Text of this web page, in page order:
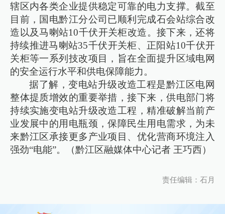
辖区内各类企业提供稳定可靠的电力支撑。截至
目前，国电黔江分公司已顺利完成石会站综合改
造以及马喇站10千伏开关柜改造。接下来，还将
持续推进马喇站35千伏开关柜、正阳站10千伏开
关柜等一系列技改项目，旨在全面提升区域电网
的安全运行水平和供电保障能力。
据了解，变电站升级改造工程是黔江区电网
整体提质增效的重要举措，接下来，供电部门将
持续实施变电站升级改造工程，精准破解当前产
业发展中的用电瓶颈，保障民生用电需求，为未
来黔江区承接更多产业项目、优化营商环境注入
强劲“电能”。（黔江区融媒体中心记者 王巧西）
责任编辑：石月